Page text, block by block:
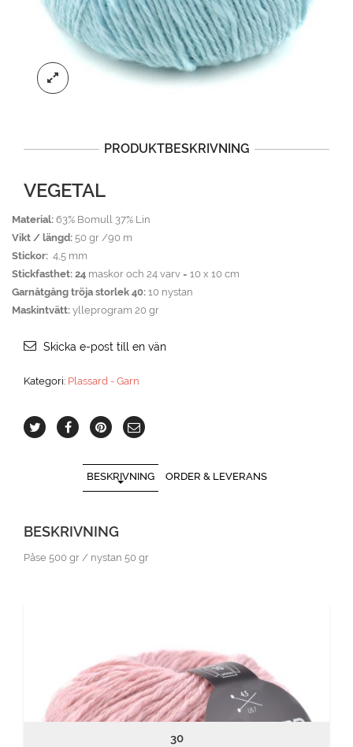
PRODUKTBESKRIVNING
VEGETAL
Material: 63% Bomull 37% Lin
Vikt / längd: 50 gr /90 m
Stickor: 4,5 mm
Stickfasthet: 24 maskor och 24 varv = 10 x 10 cm
Garnåtgång tröja storlek 40: 10 nystan
Maskintvätt: ylleprogram 20 gr
Skicka e-post till en vän
Kategori: Plassard - Garn
BESKRIVNING ORDER & LEVERANS
BESKRIVNING
Påse 500 gr / nystan 50 gr
30